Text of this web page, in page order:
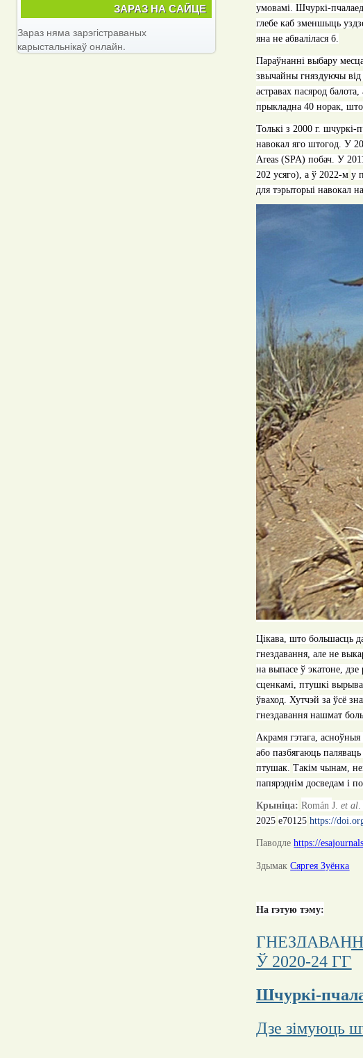
умовамі. Шчуркі-
глебе каб зменшыць
яна не абвалілася б.
Параўнанні выбару
звычайны гняздуючы від
астравах пасярод
прыкладна 40 норак, што
Толькі з 2000 г. шчуркі-
навокал яго штогод. У
Areas (SPA) побач. У
202 усяго)
а ў 2022-м у
для тэрыторыі навокал
Цікава, што большасць
гнездавання, але не
на выпасе ў экатоне,
сценкамі, птушкі
ўваход. Хутчэй за ўсё
гнездавання нашмат
Aкрамя гэтага,
або пазбягаюць
птушак. Такім чынам,
папярэднім досведам і
Крыніца: Román J.et al.
2025 e70125 https://
Паводлеhttps://
ЗдымакСяргея Зуёнка
На гэтую тэму:
Ў 2020-24 ГГ
Шчуркі-
Дзе зімуюць
ЗАРАЗ НА САЙЦЕ
Зараз няма зарэгістраваных
карыстальнікаў онлайн.